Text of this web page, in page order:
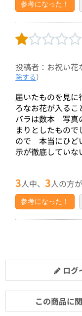
参考になった！
投稿者：お祝い花
除する）
届いたものを見
ろなお花が入る
バラは数本 写真
まりとしたもの
ので 本当にひど
示が徹底していな
3人中、3人の方
参考になった！
ログ
この商品に